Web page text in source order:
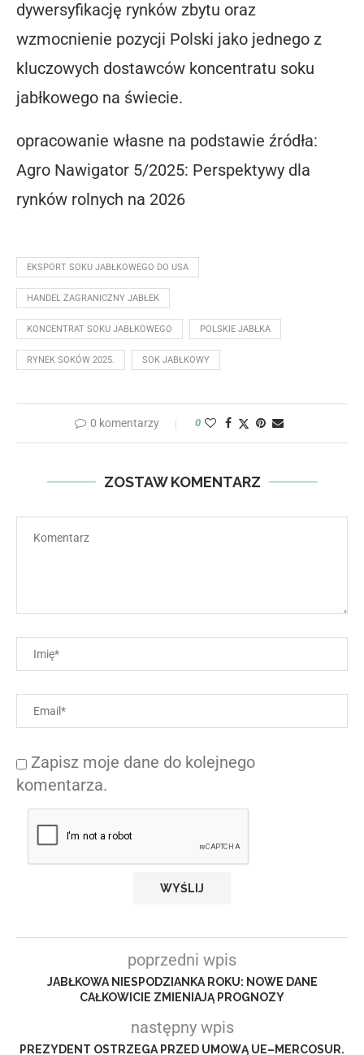
dywersyfikację rynków zbytu oraz
wzmocnienie pozycji Polski jako jednego z
kluczowych dostawców koncentratu soku
jabłkowego na świecie.
opracowanie własne na podstawie źródła:
Agro Nawigator 5/2025: Perspektywy dla
rynków rolnych na 2026
EKSPORT SOKU JABŁKOWEGO DO USA
HANDEL ZAGRANICZNY JABŁEK
KONCENTRAT SOKU JABŁKOWEGO POLSKIE JABŁKA
RYNEK SOKÓW 2025. SOK JABŁKOWY
0 komentarzy 0
ZOSTAW KOMENTARZ
Zapisz moje dane do kolejnego
komentarza.
poprzedni wpis
JABŁKOWA NIESPODZIANKA ROKU: NOWE DANE
CAŁKOWICIE ZMIENIAJĄ PROGNOZY
następny wpis
PREZYDENT OSTRZEGA PRZED UMOWĄ UE–MERCOSUR.